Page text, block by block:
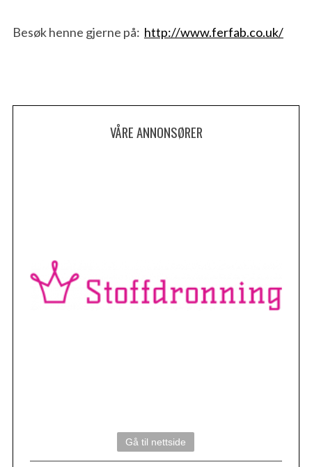
Besøk henne gjerne på: http://www.ferfab.co.uk/
VÅRE ANNONSØRER
Gå til nettside